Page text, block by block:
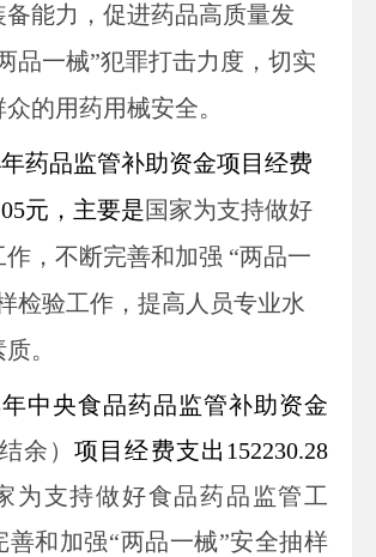
能力，促进药品高质量发
品一械”犯罪打击力度，切实
的用药用械安全。
年药品监管补助资金项目 经费
元，主要是国家为支持做好
作， 不断完善和加强 “两品一
检验工作，提高人员专业水
。
年中央食品药品监管补助资金
余）项目经费支出 152230.28
为支持做好食品药品监管工
善和加强“两品一械”安全抽样